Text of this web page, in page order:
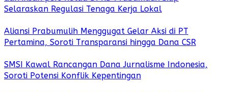
Selaraskan Regulasi Tenaga Kerja Lokal
Aliansi Prabumulih Menggugat Gelar Aksi di PT
Pertamina, Soroti Transparansi hingga Dana CSR
SMSI Kawal Rancangan Dana Jurnalisme Indonesia,
Soroti Potensi Konflik Kepentingan